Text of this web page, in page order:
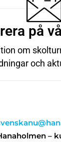
på
om
och
–